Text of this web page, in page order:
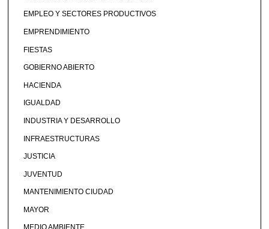
EMPLEO Y SECTORES PRODUCTIVOS
EMPRENDIMIENTO
FIESTAS
GOBIERNO ABIERTO
HACIENDA
IGUALDAD
INDUSTRIA Y DESARROLLO
INFRAESTRUCTURAS
JUSTICIA
JUVENTUD
MANTENIMIENTO CIUDAD
MAYOR